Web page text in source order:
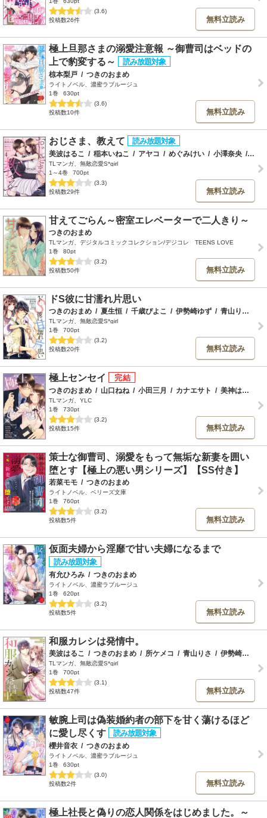
(3.6)
投稿数26件
無料立読み
極上旦那さまの溺愛注意報 ～御曹司はベッドの
上で豹変する～
椋本梨戸 / つきのおまめ
ライトノベル、濃蜜ラブルージュ
1巻
630pt
(3.6)
投稿数10件
無料立読み
おじさま、教えて
美波はるこ / 稲本いねこ / アヤコ / めぐみけい / 小澤奈央 / 笹
TLマンガ、無敵恋愛S*girl
1～4巻
700pt
(3.3)
投稿数29件
無料立読み
甘えてごらん～密室エレベーターで二人きり～
つきのおまめ
TLマンガ、デジタルコミックコレクション/デジコレ TEENS LOVE
1巻
80pt
(3.2)
投稿数50件
無料立読み
ドS彼に甘濡れ片思い
つきのおまめ / 夏生恒 / 千歳ぴよこ / 伊勢崎ゆず / 青山りさ
TLマンガ、無敵恋愛S*girl
1巻
700pt
(3.2)
投稿数20件
無料立読み
極上センセイ
つきのおまめ / 山口ねね / 小田三月 / カナエサト / 美神はじめ
TLマンガ、YLC
1巻
730pt
(3.2)
投稿数15件
無料立読み
策士な御曹司、溺愛をもって無垢な新妻を囲い
堕とす【極上の悪い男シリーズ】【SS付き】
若菜モモ / つきのおまめ
ライトノベル、ベリーズ文庫
1巻
760pt
(3.2)
投稿数5件
無料立読み
仮面夫婦から淫靡で甘い夫婦になるまで
有允ひろみ / つきのおまめ
ライトノベル、濃蜜ラブルージュ
1巻
620pt
(3.2)
投稿数5件
無料立読み
和服カレシは発情中。
美波はるこ / つきのおまめ / 所ケメコ / 青山りさ / 伊勢崎ゆず
TLマンガ、無敵恋愛S*girl
1巻
700pt
(3.1)
投稿数47件
無料立読み
敏腕上司は偽装婚約者の部下を甘く蕩けるほど
に愛し尽くす
櫻井音衣 / つきのおまめ
ライトノベル、濃蜜ラブルージュ
1巻
630pt
(3.0)
投稿数2件
無料立読み
極上社長と偽りの恋人関係をはじめました。～